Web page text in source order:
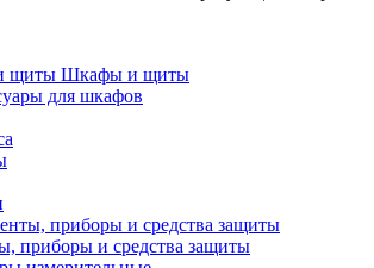
Шкафы и щиты
для шкафов
приборы и средства защиты